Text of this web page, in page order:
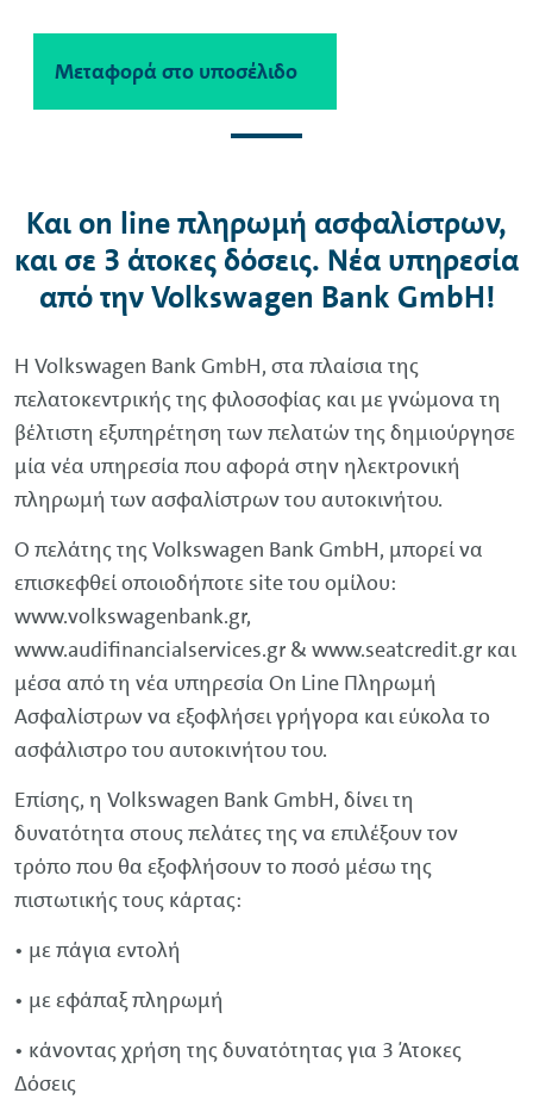
Μεταφορά στο περιεχόμενο
Μεταφορά στο υποσέλιδο
Και on line πληρωμή ασφαλίστρων,
και σε 3 άτοκες δόσεις. Νέα υπηρεσία
από τηνVolkswagen Bank GmbH!
Η Volkswagen BankGmbH, στα πλαίσια της
πελατοκεντρικής της φιλοσοφίας και με γνώμονα τη
βέλτιστη εξυπηρέτηση των πελατών της δημιούργησε
μία νέα υπηρεσία που αφορά στην ηλεκτρονική
πληρωμή των ασφαλίστρων του αυτοκινήτου.
Ο πελάτης τηςVolkswagen BankGmbH, μπορεί να
επισκεφθεί οποιοδήποτε site του ομίλου:
www.volkswagenbank.gr,
www.audifinancialservices.gr & www.seatcredit.gr και
μέσα από τη νέα υπηρεσία On Line Πληρωμή
Ασφαλίστρων να εξοφλήσει γρήγορα και εύκολα το
ασφάλιστρο του αυτοκινήτου του.
Επίσης, η Volkswagen BankGmbH, δίνει τη
δυνατότητα στους πελάτες της να επιλέξουν τον
τρόπο που θα εξοφλήσουν το ποσό μέσω της
πιστωτικής τους κάρτας:
• με πάγια εντολή
• με εφάπαξ πληρωμή
• κάνοντας χρήση της δυνατότητας για 3 Άτοκες
Δόσεις